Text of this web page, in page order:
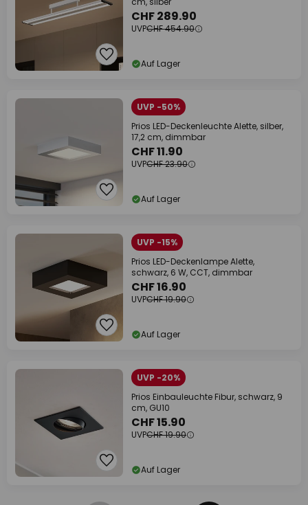
CHF 289.90
UVPCHF 454.90
Auf Lager
UVP -50%
Prios LED-Deckenleuchte Alette, silber,
17,2 cm, dimmbar
CHF 11.90
UVPCHF 23.90
Auf Lager
UVP -15%
Prios LED-Deckenlampe Alette,
schwarz, 6 W, CCT, dimmbar
CHF 16.90
UVPCHF 19.90
Auf Lager
UVP -20%
Prios Einbauleuchte Fibur, schwarz, 9
cm, GU10
CHF 15.90
UVPCHF 19.90
Auf Lager